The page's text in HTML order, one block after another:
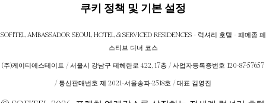
쿠키 정책 및 기본 설정
SOFITEL AMBASSADOR SEOUL HOTEL & SERVICED RESIDENCES - 럭셔리 호텔 - 페메종 페
스티브 디너 코스
(주)케이티에스테이트 / 서울시 강남구 테헤란로 422, 17층 / 사업자등록증번호 120-87-57657
/ 통신판매번호 제 2021-서울송파-2518호 / 대표 김영진